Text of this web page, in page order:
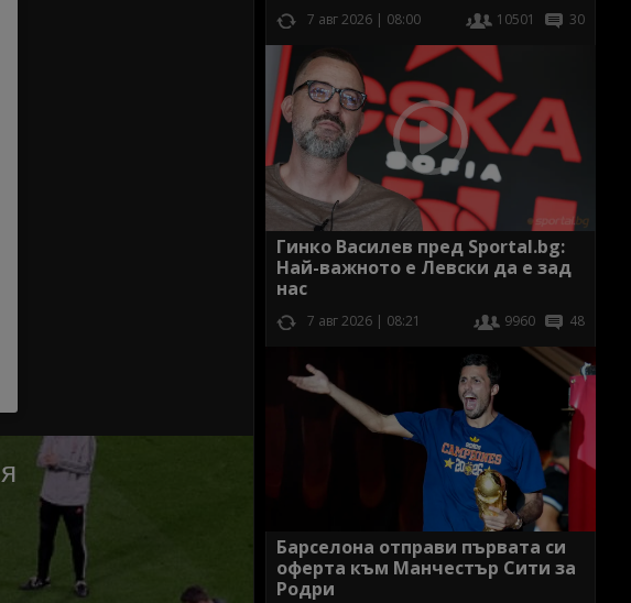
7 авг 2026 | 08:00 10501 30
Гинко Василев пред Sportal.bg:
Най-важното е Левски да е зад
нас
7 авг 2026 | 08:21 9960 48
Барселона отправи първата си
оферта към Манчестър Сити за
Родри